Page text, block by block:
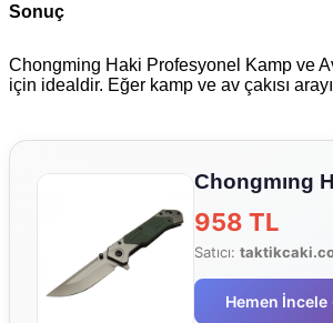
Sonuç
Chongming Haki Profesyonel Kamp ve
için idealdir. Eğer kamp ve av çakısı
Chongmıng
958 TL
Satıcı:
Hemen